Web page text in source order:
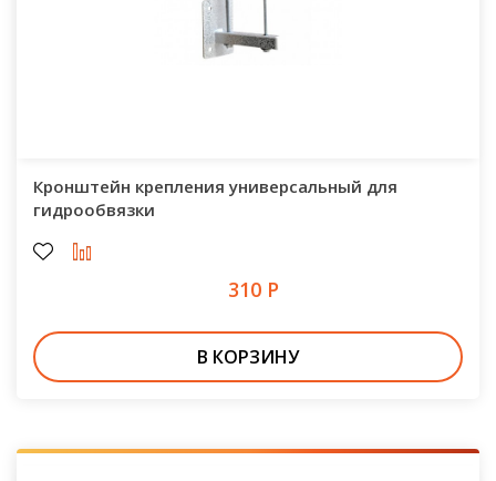
Кронштейн крепления универсальный для
гидрообвязки
310 Р
В КОРЗИНУ